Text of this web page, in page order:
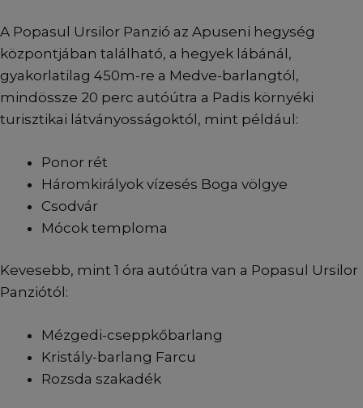
A Popasul Ursilor Panzió az Apuseni hegység
központjában található, a hegyek lábánál,
gyakorlatilag 450m-re a Medve-barlangtól,
mindössze 20 perc autóútra a Padis környéki
turisztikai látványosságoktól, mint például:
Ponor rét
Háromkirályok vízesés Boga völgye
Csodvár
Mócok temploma
Kevesebb, mint 1 óra autóútra van a Popasul Ursilor
Panziótól:
Mézgedi-cseppkőbarlang
Kristály-barlang Farcu
Rozsda szakadék